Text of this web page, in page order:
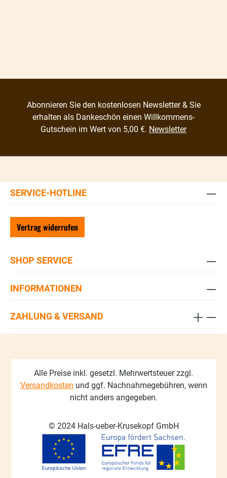
Abonnieren Sie den kostenlosen Newsletter & Sie
erhalten als Dankeschön einen Willkommens-
Gutschein im Wert von 5,00 €. Newsletter
SERVICE-HOTLINE
Vertrag widerrufen
SHOP SERVICE
INFORMATIONEN
ZAHLUNG & VERSAND
Alle Preise inkl. gesetzl. Mehrwertsteuer zzgl.
Versandkosten und ggf. Nachnahmegebühren, wenn
nicht anders angegeben.
© 2024 Hals-ueber-Krusekopf GmbH